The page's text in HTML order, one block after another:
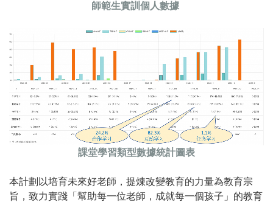
師範生實訓個人數據
課堂學習類型數據統計圖表
本計劃以培育未來好老師，提煉改變教育的力量為教育宗
旨，致力實踐「幫助每一位老師，成就每一個孩子」的教育